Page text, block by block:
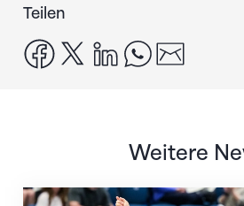
Teilen
facebook
x linkedinwhatsapp
Weitere
Nächster Halt: